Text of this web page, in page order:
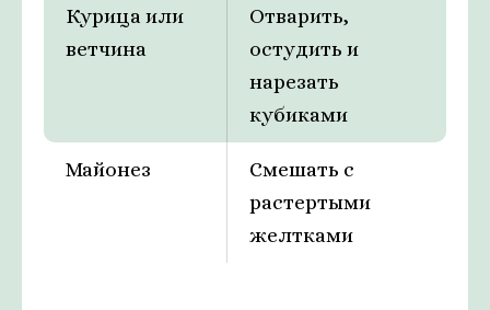
Курица или
ветчина
Отварить,
остудить и
нарезать
кубиками
Майонез
Смешать с
растертыми
желтками